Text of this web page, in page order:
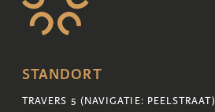
STANDORT
TRAVERS 5 (NAVIGATIE: PEELSTRAAT)